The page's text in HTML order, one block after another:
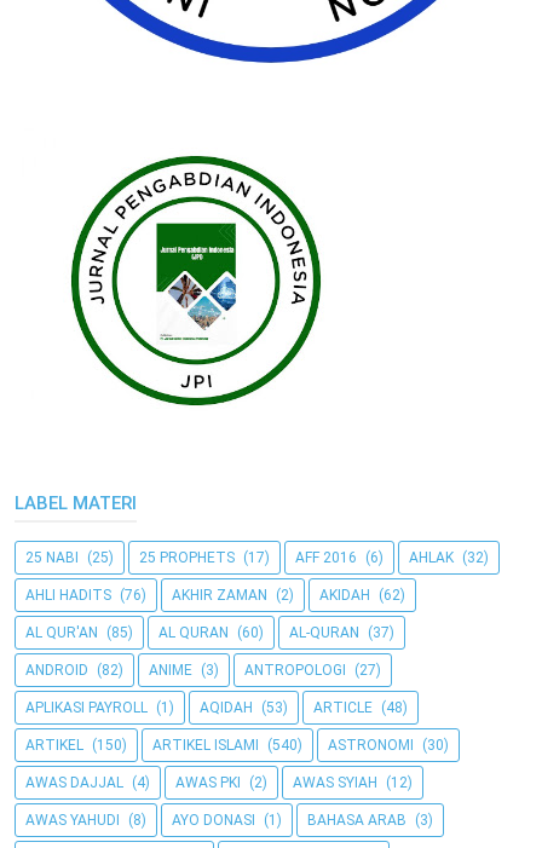
LABEL MATERI
25 NABI (25) 25 PROPHETS (17) AFF 2016 (6) AHLAK (32)
AHLI HADITS (76) AKHIR ZAMAN (2) AKIDAH (62)
AL QUR'AN (85) AL QURAN (60) AL-QURAN (37)
ANDROID (82) ANIME (3) ANTROPOLOGI (27)
APLIKASI PAYROLL (1) AQIDAH (53) ARTICLE (48)
ARTIKEL (150) ARTIKEL ISLAMI (540) ASTRONOMI (30)
AWAS DAJJAL (4) AWAS PKI (2) AWAS SYIAH (12)
AWAS YAHUDI (8) AYO DONASI (1) BAHASA ARAB (3)